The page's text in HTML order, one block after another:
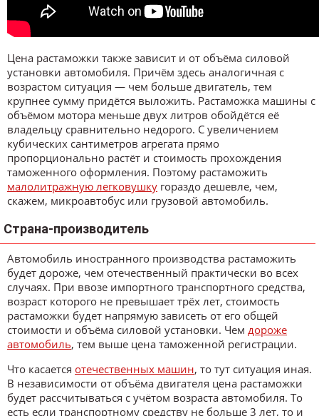
Цена растаможки также зависит и от объёма силовой
установки автомобиля. Причём здесь аналогичная с
возрастом ситуация — чем больше двигатель, тем
крупнее сумму придётся выложить. Растаможка машины с
объёмом мотора меньше двух литров обойдётся её
владельцу сравнительно недорого. С увеличением
кубических сантиметров агрегата прямо
пропорционально растёт и стоимость прохождения
таможенного оформления. Поэтому растаможить
малолитражную легковушку гораздо дешевле, чем,
скажем, микроавтобус или грузовой автомобиль.
Страна-производитель
Автомобиль иностранного производства растаможить
будет дороже, чем отечественный практически во всех
случаях. При ввозе импортного транспортного средства,
возраст которого не превышает трёх лет, стоимость
растаможки будет напрямую зависеть от его общей
стоимости и объёма силовой установки. Чем дороже
автомобиль, тем выше цена таможенной регистрации.
Что касается отечественных машин, то тут ситуация иная.
В независимости от объёма двигателя цена растаможки
будет рассчитываться с учётом возраста автомобиля. То
есть если транспортному средству не больше 3 лет, то и